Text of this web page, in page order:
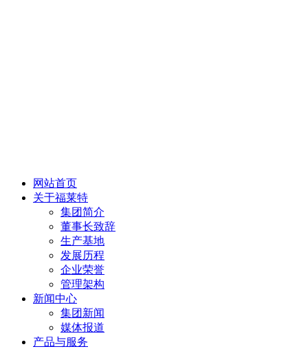
网站首页
关于福莱特
集团简介
董事长致辞
生产基地
发展历程
企业荣誉
管理架构
新闻中心
集团新闻
媒体报道
产品与服务